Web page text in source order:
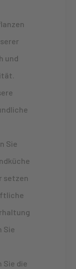
und
Sie
setzen
Sie
Sie die